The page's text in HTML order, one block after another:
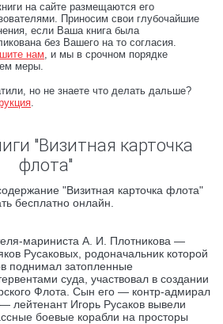
на сайте размещаются его
Приносим свои глубочайшие
если Ваша книга была
без Вашего на то согласия.
нам, и мы в срочном порядке
меры.
но не знаете что делать дальше?
.
"Визитная карточка
флота"
"Визитная карточка флота"
бесплатно онлайн.
мариниста А. И. Плотникова —
Русаковых, родоначальник которой
поднимал затопленные
суда, участвовал в создании
Флота. Сын его — контр-адмирал
лейтенант Игорь Русаков вывели
боевые корабли на просторы